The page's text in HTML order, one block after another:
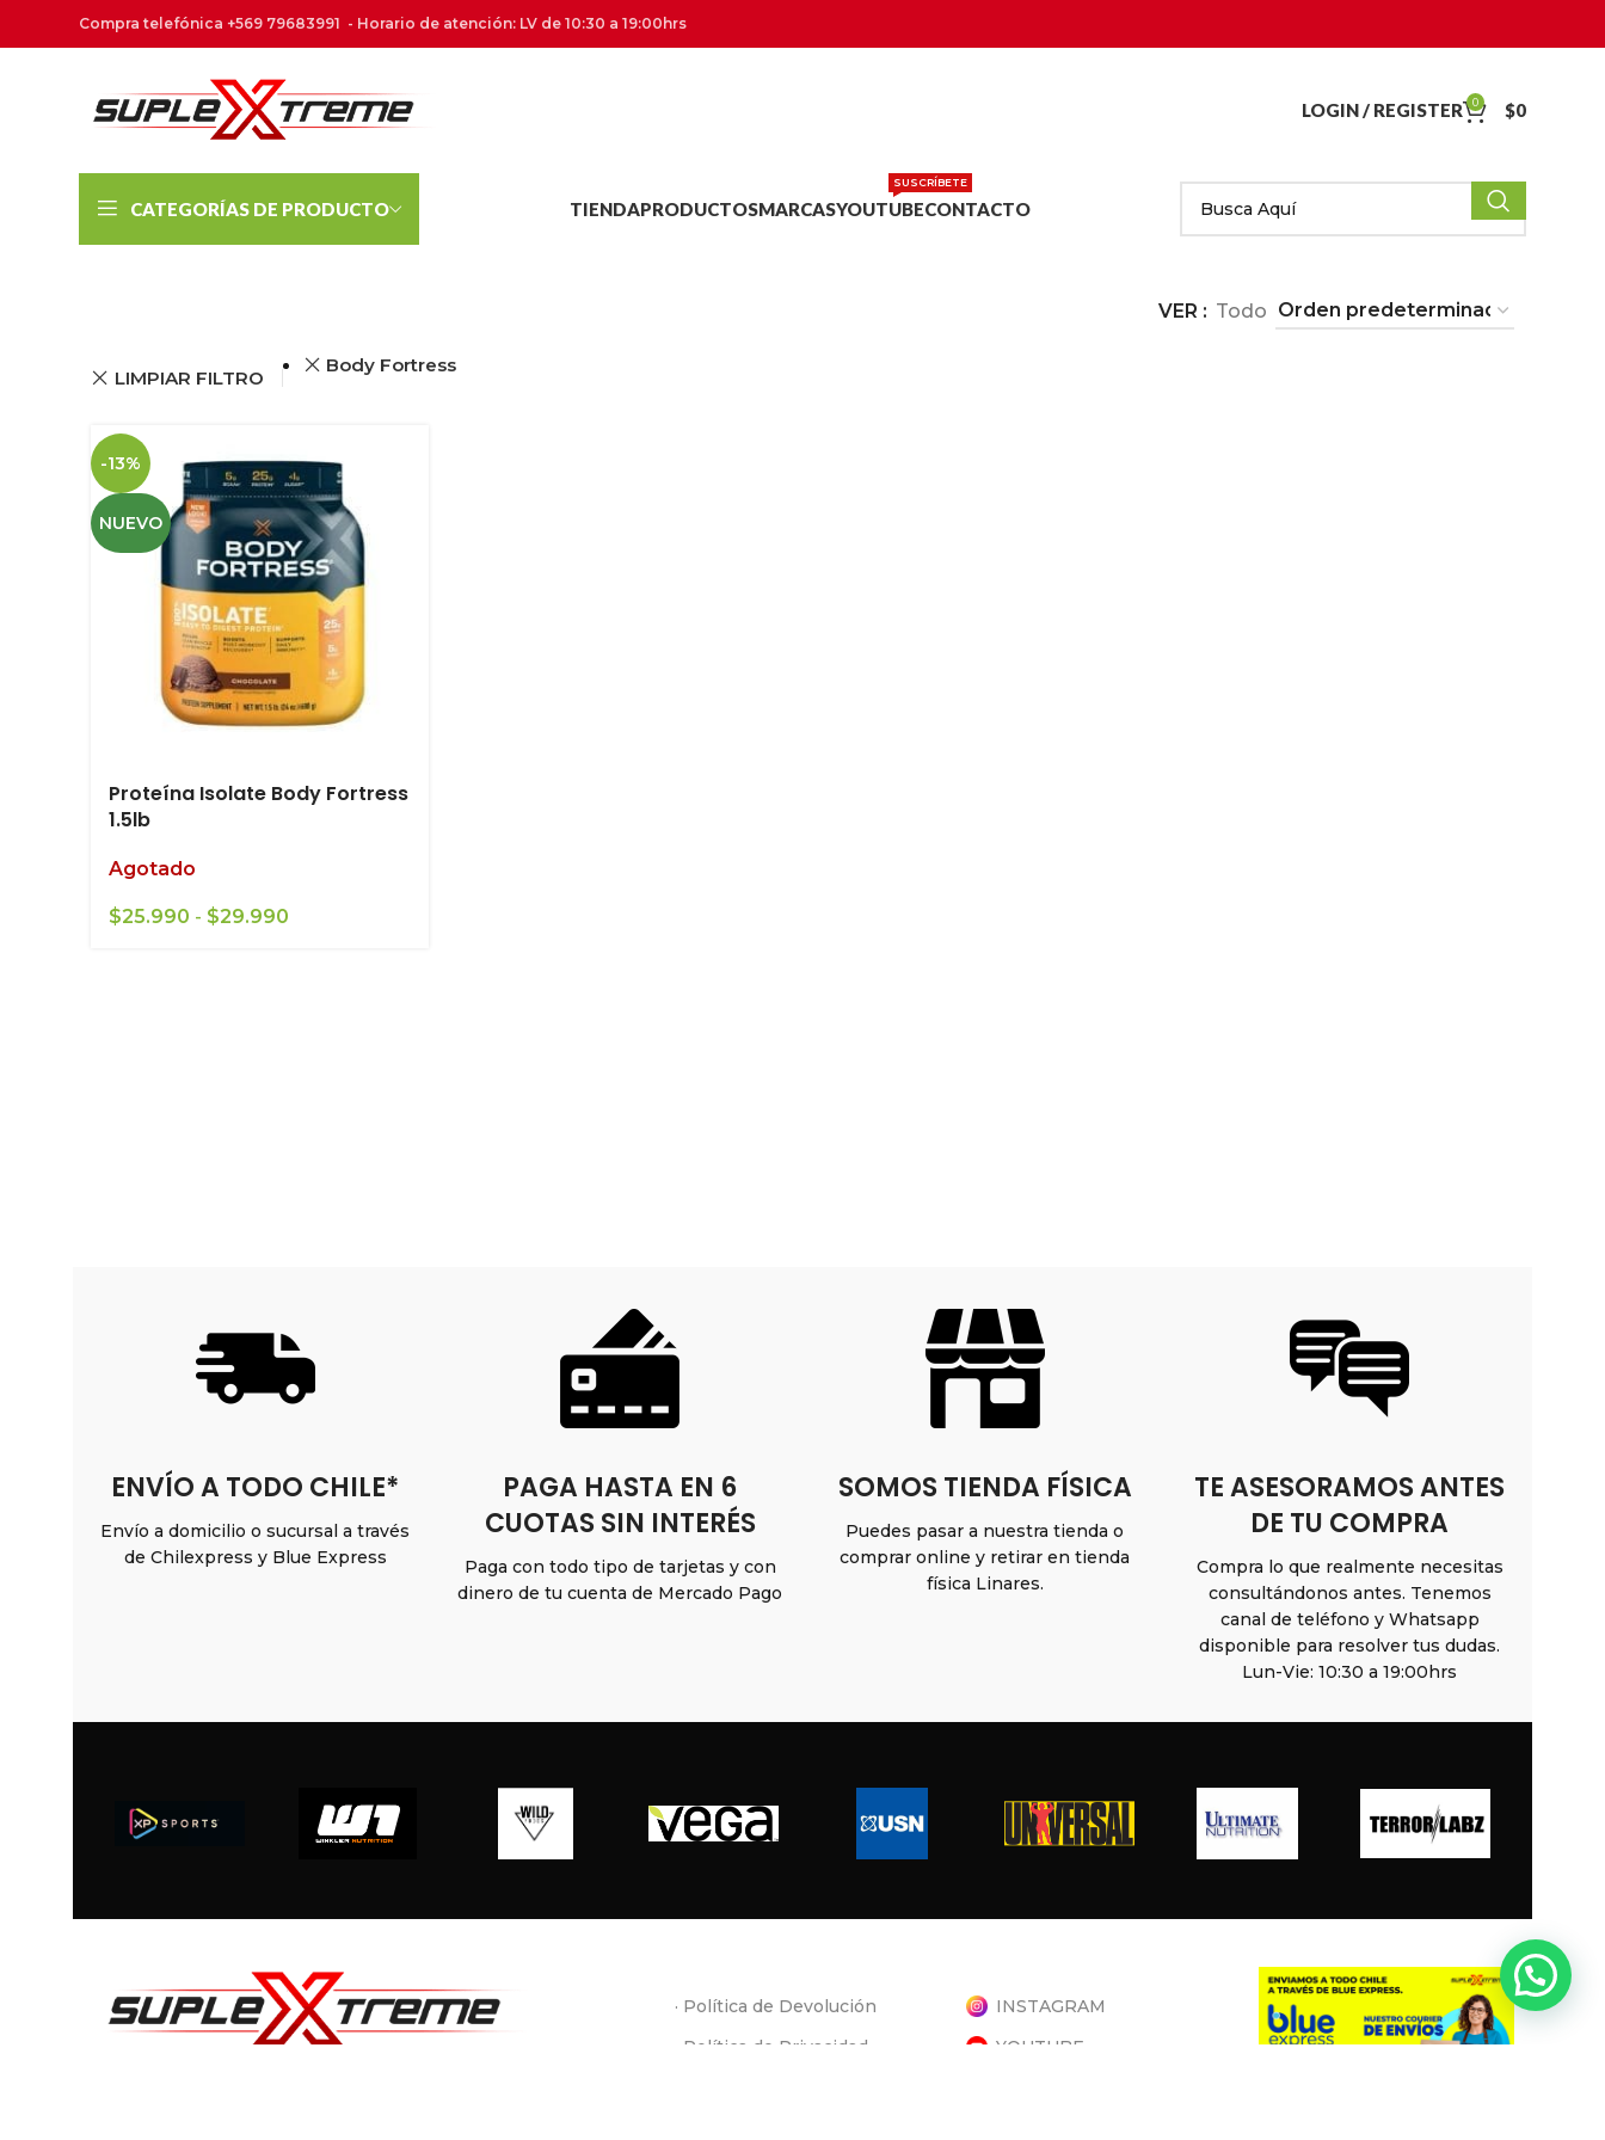
Compra telefónica +569 79683991 - Horario de atención: LV de 10:30 a 19:00hrs
LOGIN / REGISTER 0 $0
CATEGORÍAS DE PRODUCTO TIENDAPRODUCTOSMARCASYOUTUBE
SUSCRÍBETE
CONTACTO
VER Todo
LIMPIAR FILTRO
Body Fortress
-13%
NUEVO
Proteína Isolate Body Fortress
1.5lb
Agotado
$25.990 - $29.990
ENVÍO A TODO CHILE*
Envío a domicilio o sucursal a través
de Chilexpress y Blue Express
PAGA HASTA EN 6
CUOTAS SIN INTERÉS
Paga con todo tipo de tarjetas y con
dinero de tu cuenta de Mercado Pago
SOMOS TIENDA FÍSICA
Puedes pasar a nuestra tienda o
comprar online y retirar en tienda
física Linares.
TE ASESORAMOS ANTES
DE TU COMPRA
Compra lo que realmente necesitas
consultándonos antes. Tenemos
canal de teléfono y Whatsapp
disponible para resolver tus dudas.
Lun-Vie: 10:30 a 19:00hrs
· Política de Devolución
· Política de Privacidad
INSTAGRAM
YOUTUBE